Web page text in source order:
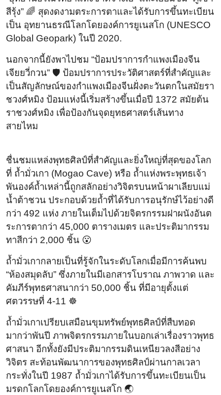
สีรุ้ง” 🌈 สุดงดงามตระการตาและได้รับการขึ้นทะเบียน
เป็น อุทยานธรณีโลกโดยองค์การยูเนสโก (UNESCO
Global Geopark) ในปี 2020.
นอกจากนี้ยังพาไปชม “ป้อมปราการกำแพงเมืองจีน
เจียยวี่กวน” 🛡️ ป้อมปราการประวัติศาสตร์ที่สำคัญและ
เป็นสัญลักษณ์ของกำแพงเมืองจีนฝั่งตะวันตกในสมัยรา
ชวงศ์หมิง ป้อมแห่งนี้เริ่มสร้างขึ้นเมื่อปี 1372 สมัยต้น
ราชวงศ์หมิง เพื่อป้องกันจุดยุทธศาสตร์เส้นทาง
สายไหม
ชื่นชมแหล่งพุทธศิลป์ที่สำคัญและยิ่งใหญ่ที่สุดของโลก
ที่ ถ้ำมั่วเกา (Mogao Cave) หรือ ถ้ำแห่งพระพุทธเจ้า
พันองค์ถ้ำเหล่านี้ถูกสลักอย่างวิจิตรบนหน้าผาเลียบแม่
น้ำต้าชวน ประกอบด้วยถ้ำที่ได้รับการอนุรักษ์ไว้อย่างดี
กว่า 492 แห่ง ภายในเต็มไปด้วยจิตรกรรมฝาผนังอันต
ระการตากว่า 45,000 ตารางเมตร และประติมากรรม
ทาสีกว่า 2,000 ชิ้น 😮
ถ้ำมั่วเกากลายเป็นที่รู้จักในระดับโลกเมื่อมีการค้นพบ
“ห้องสมุดลับ” ซึ่งภายในมีเอกสารโบราณ ภาพวาด และ
คัมภีร์พุทธศาสนากว่า 50,000 ชิ้น ที่มีอายุตั้งแต่
ศตวรรษที่ 4-11 ☸️
ถ้ำมั่วเกาเปรียบเสมือนขุมทรัพย์พุทธศิลป์ที่สืบทอด
มากว่าพันปี ภาพจิตรกรรมภายในบอกเล่าเรื่องราวพุทธ
ศาสนา อีกทั้งยังมีประติมากรรมดินเหนียวลงสีอย่าง
วิจิตร สะท้อนพัฒนาการของพุทธศิลป์ผ่านกาลเวลา
กระทั่งในปี 1987 ถ้ำมั่วเกาได้รับการขึ้นทะเบียนเป็น
มรดกโลกโดยองค์การยูเนสโก 🌏